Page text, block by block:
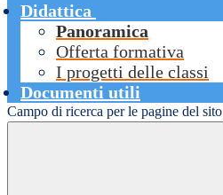
Didattica
Panoramica
Offerta formativa
I progetti delle classi
Documenti utili
Campo di ricerca per le pagine del sito